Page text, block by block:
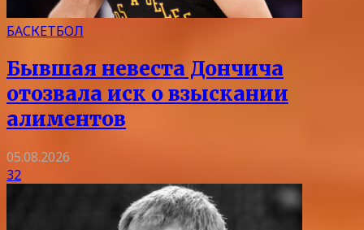
БАСКЕТБОЛ
Бывшая невеста Дончича
отозвала иск о взыскании
алиментов
05.08.2026
32